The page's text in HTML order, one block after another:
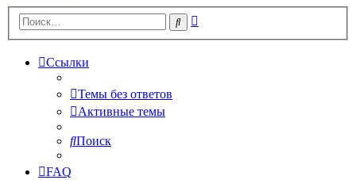
Поиск
Ссылки
Темы без ответов
Активные темы
Поиск
FAQ